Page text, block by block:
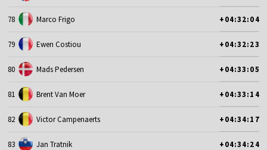
78 Marco Frigo +04:32:04
79 Ewen Costiou +04:32:23
80 Mads Pedersen +04:33:05
81 Brent Van Moer +04:33:14
82 Victor Campenaerts +04:34:17
83 Jan Tratnik +04:34:24